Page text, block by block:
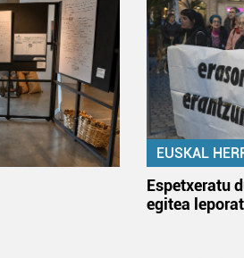
EUSKAL
Espetxeratu
egitea